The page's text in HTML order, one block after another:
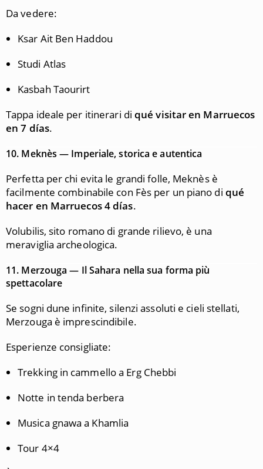
Da vedere:
Ksar Ait Ben Haddou
Studi Atlas
Kasbah Taourirt
Tappa ideale per itinerari di qué visitar en Marruecos
en 7 días.
10. Meknès — Imperiale, storica e autentica
Perfetta per chi evita le grandi folle, Meknès è
facilmente combinabile con Fès per un piano di qué
hacer en Marruecos 4 días.
Volubilis, sito romano di grande rilievo, è una
meraviglia archeologica.
11. Merzouga — Il Sahara nella sua forma più
spettacolare
Se sogni dune infinite, silenzi assoluti e cieli stellati,
Merzouga è imprescindibile.
Esperienze consigliate:
Trekking in cammello a Erg Chebbi
Notte in tenda berbera
Musica gnawa a Khamlia
Tour 4×4